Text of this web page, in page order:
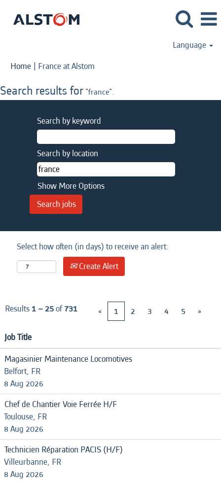
Language
Home | France at Alstom
Search results for "france".
Search by keyword
Search by location
Show More Options
Select how often (in days) to receive an alert:
Create Alert
Results1 – 25of731 « 1 2 3 4 5 »
Job Title
Magasinier Maintenance Locomotives
Belfort, FR
8 Aug 2026
Chef de Chantier Voie Ferrée H/F
Toulouse, FR
8 Aug 2026
Technicien Réparation PACIS (H/F)
Villeurbanne, FR
8 Aug 2026